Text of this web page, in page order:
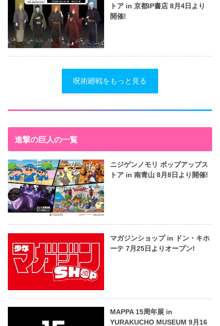
トア in 京都IP書店 8月4日より
開催!
呪術廻戦をもっと見る
進撃の巨人の一覧
ニジゲンノモリ ポップアップス
トア in 南青山 8月8日より開催!
マガジンショップ in ドン・キホ
ーテ 7月25日よりオープン!
MAPPA 15周年展 in
YURAKUCHO MUSEUM 9月16